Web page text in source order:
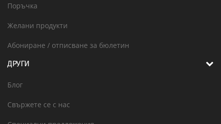
Поръчка
Желани продукти
Абониране / отписване за бюлетин
ДРУГИ
Блог
Свържете се с нас